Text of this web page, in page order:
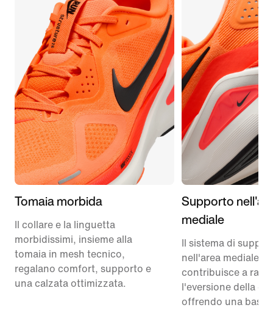
Tomaia morbida
Il collare e la linguetta
morbidissimi, insieme alla
tomaia in mesh tecnico,
regalano comfort, supporto e
una calzata ottimizzata.
Supporto
mediale
Il sistema di
nell'area mediale
contribuisce a
l'eversione della
offrendo una base